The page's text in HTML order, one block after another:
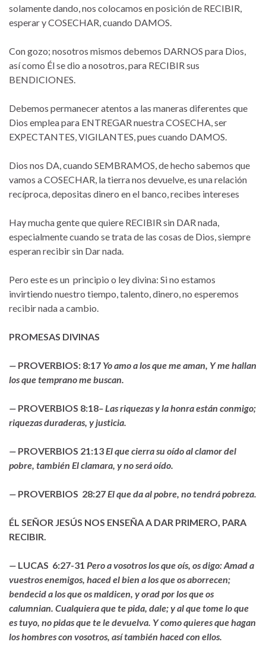
solamente dando, nos colocamos en posición de RECIBIR,
esperar y COSECHAR, cuando DAMOS.
Con gozo; nosotros mismos debemos DARNOS para Dios,
así como Él se dio a nosotros, para RECIBIR sus
BENDICIONES.
Debemos permanecer atentos a las maneras diferentes que
Dios emplea para ENTREGAR nuestra COSECHA, ser
EXPECTANTES, VIGILANTES, pues cuando DAMOS.
Dios nos DA, cuando SEMBRAMOS, de hecho sabemos que
vamos a COSECHAR, la tierra nos devuelve, es una relación
recíproca, depositas dinero en el banco, recibes intereses
Hay mucha gente que quiere RECIBIR sin DAR nada,
especialmente cuando se trata de las cosas de Dios, siempre
esperan recibir sin Dar nada.
Pero este es un principio o ley divina: Si no estamos
invirtiendo nuestro tiempo, talento, dinero, no esperemos
recibir nada a cambio.
PROMESAS DIVINAS
— PROVERBIOS: 8:17 Yo amo a los que me aman, Y me hallan
los que temprano me buscan.
— PROVERBIOS 8:18– Las riquezas y la honra están conmigo;
riquezas duraderas, y justicia.
— PROVERBIOS 21:13 El que cierra su oído al clamor del
pobre, también El clamara, y no será oído.
— PROVERBIOS 28:27 El que da al pobre, no tendrá pobreza.
ÉL SEÑOR JESÚS NOS ENSEÑA A DAR PRIMERO, PARA
RECIBIR.
— LUCAS 6:27-31 Pero a vosotros los que oís, os digo: Amad a
vuestros enemigos, haced el bien a los que os aborrecen;
bendecid a los que os maldicen, y orad por los que os
calumnian. Cualquiera que te pida, dale; y al que tome lo que
es tuyo, no pidas que te le devuelva. Y como quieres que hagan
los hombres con vosotros, así también haced con ellos.